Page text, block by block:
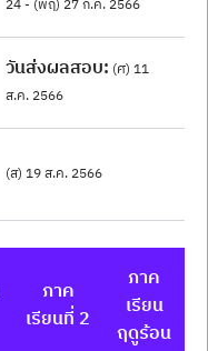
24 - (พฤ) 27 ก.ค. 2566
วันส่งผลสอบ: (ศ) 11
ส.ค. 2566
(ส) 19 ส.ค. 2566
ภาค
เรียนที่ 2
ภาค
เรียน
ฤดูร้อน